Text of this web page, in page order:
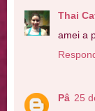
Thai
amei a
Pâ 25